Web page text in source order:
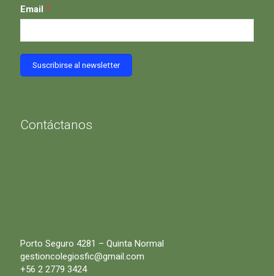
Email *
Contáctanos
Porto Seguro 4281 – Quinta Normal
gestioncolegiosfic@gmail.com
+56 2 2779 3424